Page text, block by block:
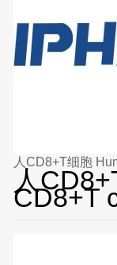
人CD8+T细胞
人
CD8+T